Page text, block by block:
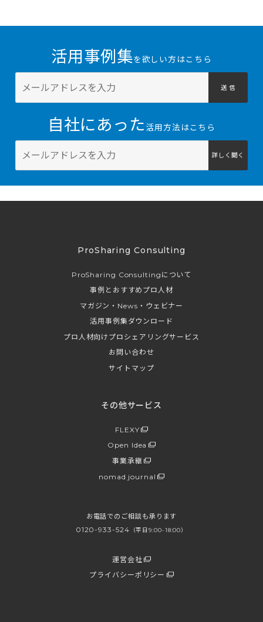
活用事例集を欲しい方はこちら
送 信
自社にあった 活用方法はこちら
詳しく聞く
ProSharing Consulting
ProSharing Consultingについて
事例とおすすめプロ人材
マガジン・News・ウェビナー
活用事例集ダウンロード
プロ人材向けプロシェアリングサービス
お問い合わせ
サイトマップ
その他サービス
FLEXY
Open Idea
事業承継
nomad journal
お電話でのご相談も承ります
0120-933-524 （平日9:00-18:00）
運営会社
プライバシーポリシー